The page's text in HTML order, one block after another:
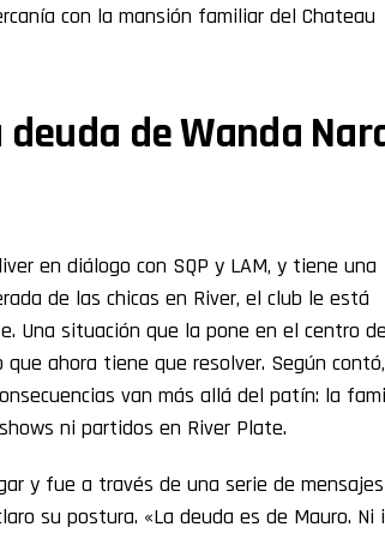
con la mansión familiar del Chateau
deuda de Wanda
en diálogo con SQP y LAM, y tiene una
de las chicas en River, el club le está
Una situación que la pone en el centro
ahora tiene que resolver. Según
van más allá del patín: la
ni partidos en River Plate.
y fue a través de una serie de mensajes
su postura. «La deuda es de Mauro. Ni